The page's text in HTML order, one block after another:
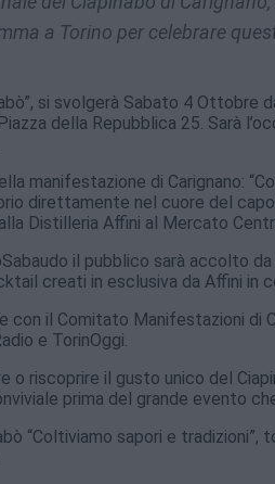
a Torino per celebrare
si svolgerà Sabato 4 Ottobre
della Repubblica 25. Sarà
manifestazione di Carignano:
direttamente nel cuore del
Distilleria Affini al Mercato
il pubblico sarà accolto
creati in esclusiva da Affini in
con il Comitato Manifestazioni di
e TorinOggi.
o riscoprire il gusto unico del
prima del grande evento
“Coltiviamo sapori e